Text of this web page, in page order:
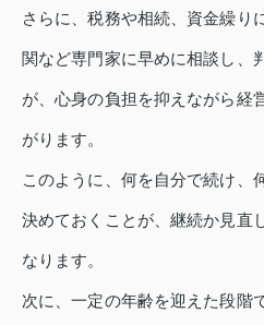
さらに、税務や相続、資金繰り
関など専門家に早めに相談し、
が、心身の負担を抑えながら経
がります。
このように、何を自分で続け、
決めておくことが、継続か見直
なります。
次に、一定の年齢を迎えた段階